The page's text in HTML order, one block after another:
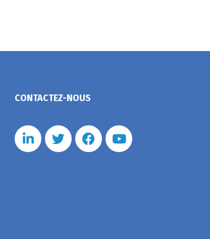
CONTACTEZ-NOUS